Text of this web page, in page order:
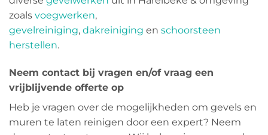
zoals voegwerken,
gevelreiniging, dakreiniging en schoorsteen
herstellen.
Neem contact bij vragen en/of vraag een
vrijblijvende offerte op
Heb je vragen over de mogelijkheden om gevels en
muren te laten reinigen door een expert? Neem